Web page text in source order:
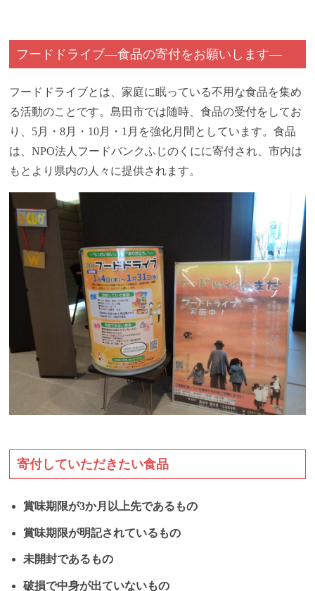
フードドライブ―食品の寄付をお願いします―
フードドライブとは、家庭に眠っている不用な食品を集め
る活動のことです。島田市では随時、食品の受付をしてお
り、5月・8月・10月・1月を強化月間としています。食品
は、NPO法人フードバンクふじのくにに寄付され、市内は
もとより県内の人々に提供されます。
寄付していただきたい食品
賞味期限が3か月以上先であるもの
賞味期限が明記されているもの
未開封であるもの
破損で中身が出ていないもの